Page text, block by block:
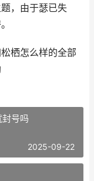
，由于瑟已失
栖怎么样的全部
号吗
2025-09-22